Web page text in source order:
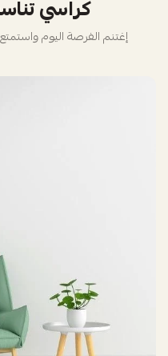
كراسي
إغتنم الفرصة اليوم